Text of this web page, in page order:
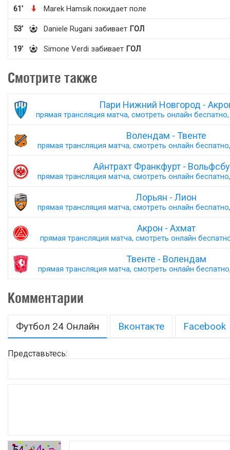
61' Marek Hamsik покидает поле
53' Daniele Rugani забивает ГОЛ
19' Simone Verdi забивает ГОЛ
Смотрите также
Пари Нижний Новгород -
прямая трансляция матча, смотреть онлайн
Волендам - Твенте
прямая трансляция матча, смотреть онлайн
Айнтрахт Франкфурт -
прямая трансляция матча, смотреть онлайн
Лорьян - Лион
прямая трансляция матча, смотреть онлайн
Акрон - Ахмат
прямая трансляция матча, смотреть онлайн
Твенте - Волендам
прямая трансляция матча, смотреть онлайн
Комментарии
Футбол 24 Онлайн Вконтакте Facebook
Представьтесь: